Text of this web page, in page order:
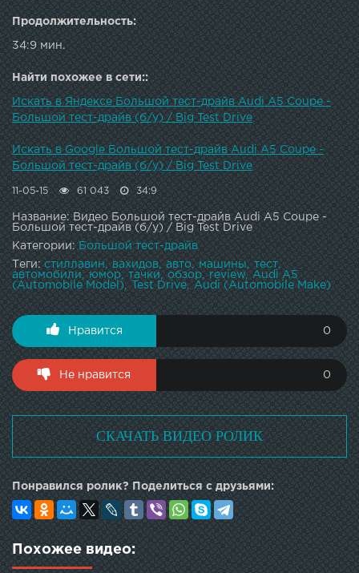
Продолжительность:
34:9 мин.
Найти похожее в сети::
Искать в Яндексе Большой тест-драйв Audi A5 Coupe -
Большой тест-драйв (б/у) / Big Test Drive
Искать в Google Большой тест-драйв Audi A5 Coupe -
Большой тест-драйв (б/у) / Big Test Drive
11-05-15 61 043 34:9
Название: Видео Большой тест-драйв Audi A5 Coupe -
Большой тест-драйв (б/у) / Big Test Drive
Категории: Большой тест-драйв
Теги:стиллавин вахидов авто машины
тест
автомобили
юмор тачки обзор review
Audi A5
(Automobile Model)
Test Drive Audi (Automobile Make)
Нравится 0
Не нравится 0
СКАЧАТЬ ВИДЕО РОЛИК
Понравился ролик? Поделиться с друзьями:
Похожее видео: